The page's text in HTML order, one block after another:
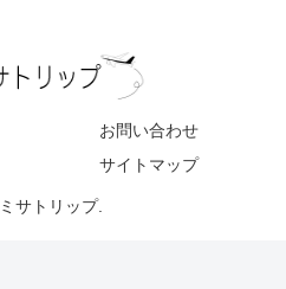
お問い合わせ
サイトマップ
サトリップ.